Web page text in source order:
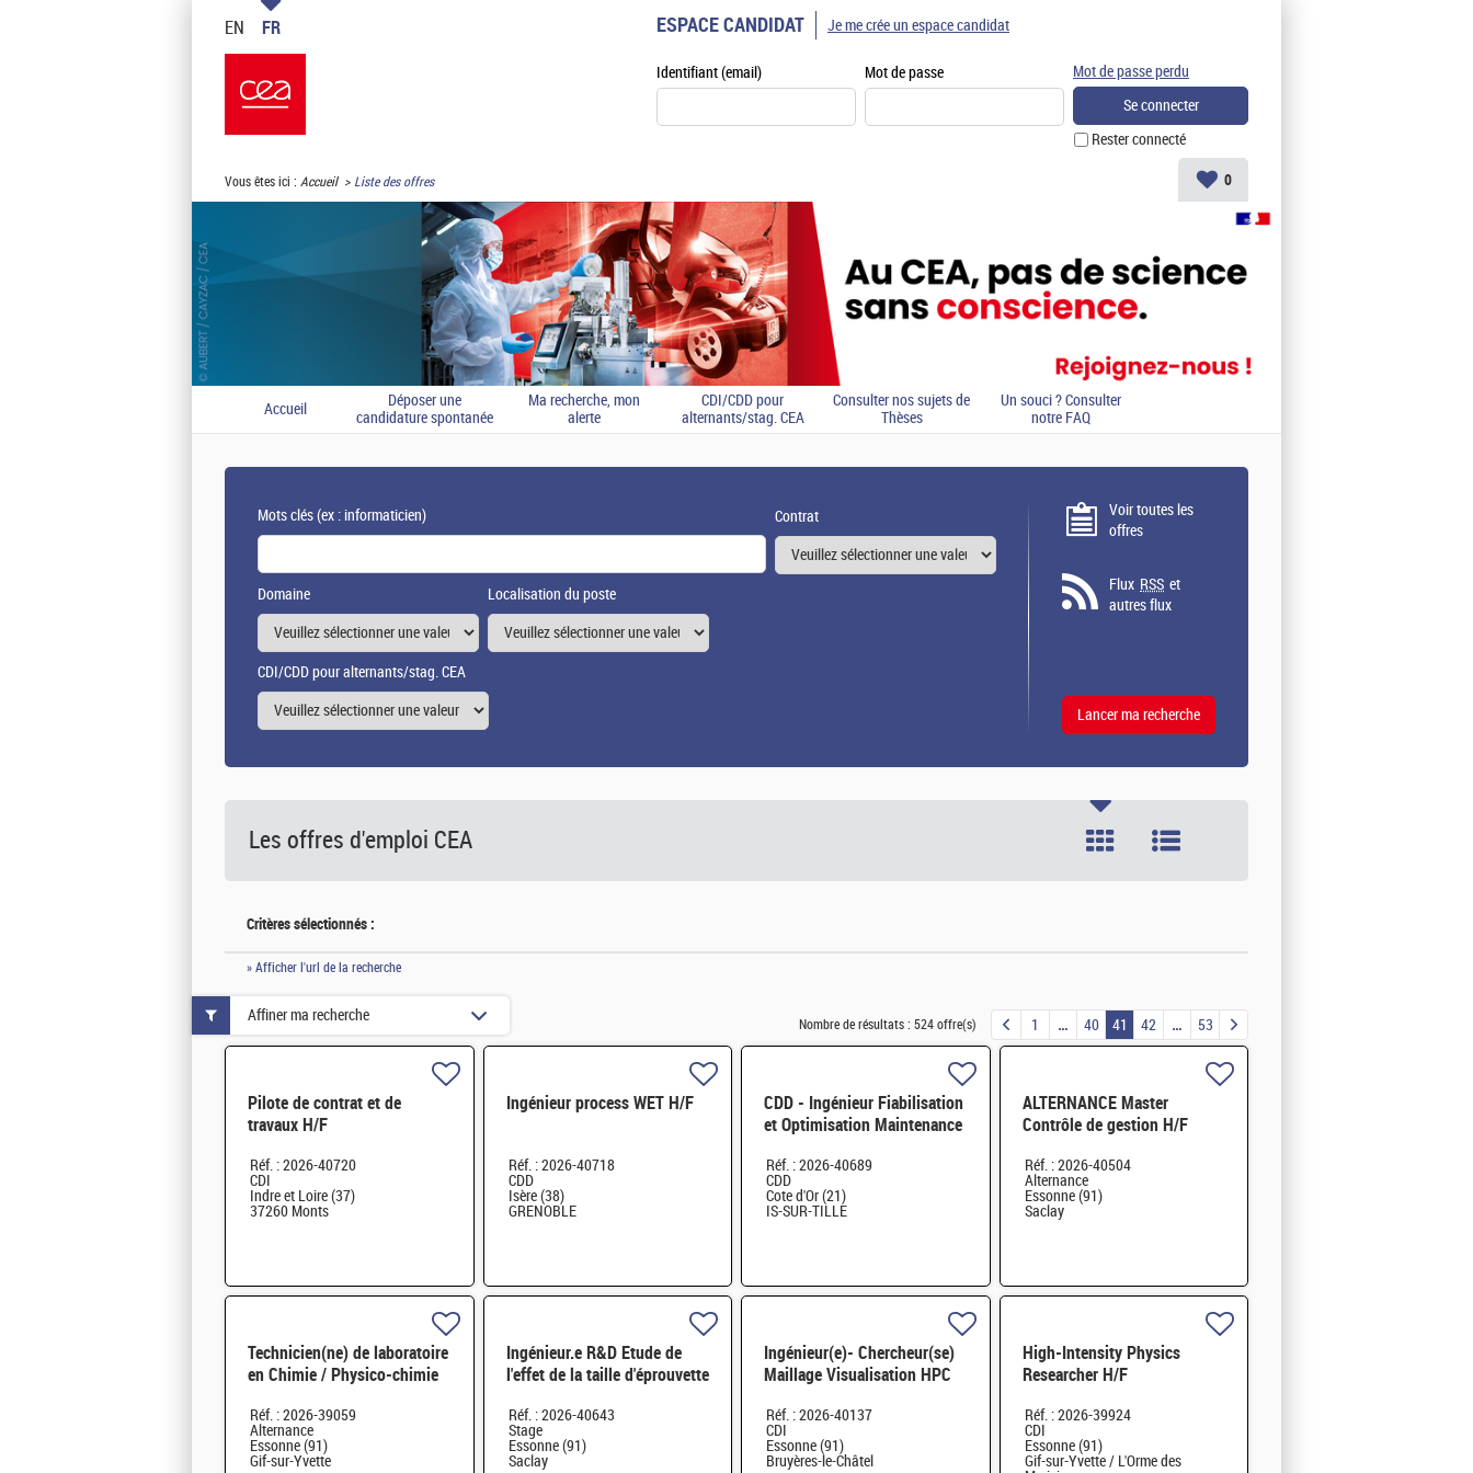
EN FR ESPACE CANDIDAT
Identifiant (email) Mot de passe
Rester connecté
Mot de passe perdu
Je me crée un espace candidat
Vous êtes ici : Accueil Liste des offres 0
Accueil
Déposer une
candidature spontanée
Ma recherche, mon
alerte
CDI/CDD pour
alternants/stag. CEA
Consulter nos sujets de
Thèses
Un souci ? Consulter
notre FAQ
Mots clés(ex : informaticien) Contrat
Domaine Localisation du poste
CDI/CDD pour alternants/stag. CEA
Voir toutes les
offres
Flux RSS et
autres flux
Les offres d'emploi CEA
Critères sélectionnés :
» Afficher l'url de la recherche
Nombre de résultats : 524 offre(s) 1 40 41 42 53
Pilote de contrat et de
travaux H/F
Réf. : 2026-40720
CDI
Indre et Loire (37)
37260 Monts
Ingénieur process WET H/F
Réf. : 2026-40718
CDD
Isère (38)
GRENOBLE
CDD - Ingénieur Fiabilisation
et Optimisation Maintenance
Réf. : 2026-40689
CDD
Cote d'Or (21)
IS-SUR-TILLE
ALTERNANCE Master
Contrôle de gestion H/F
Réf. : 2026-40504
Alternance
Essonne (91)
Saclay
Technicien(ne) de laboratoire
en Chimie / Physico-chimie
Réf. : 2026-39059
Alternance
Essonne (91)
Gif-sur-Yvette
Ingénieur.e R&D Etude de
l'effet de la taille d'éprouvette
d'aluminium H/F
Réf. : 2026-40643
Stage
Essonne (91)
Saclay
Ingénieur(e)- Chercheur(se)
Maillage Visualisation HPC
Réf. : 2026-40137
CDI
Essonne (91)
Bruyères-le-Châtel
High-Intensity Physics
Researcher H/F
Réf. : 2026-39924
CDI
Essonne (91)
Gif-sur-Yvette / L'Orme des
Affiner ma recherche